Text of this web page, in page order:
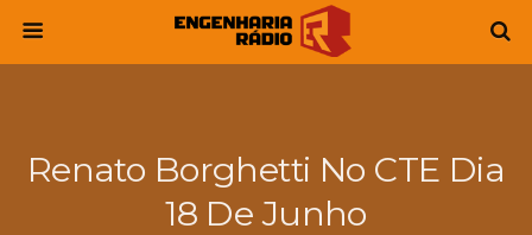
Renato Borghetti No CTE Dia
18 De Junho